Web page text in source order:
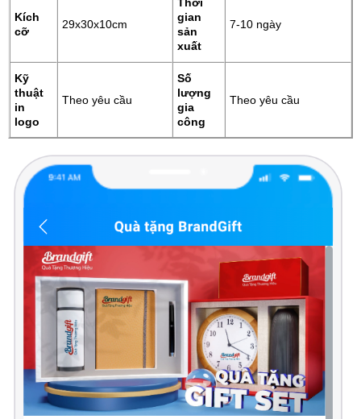
Kích
cỡ
29x30x10cm
gian
sản
xuất
7-10 ngày
Kỹ
thuật
in
logo
Theo yêu cầu
Số
lượng
gia
công
Theo yêu cầu